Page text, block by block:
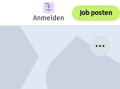
Anmelden
Job posten